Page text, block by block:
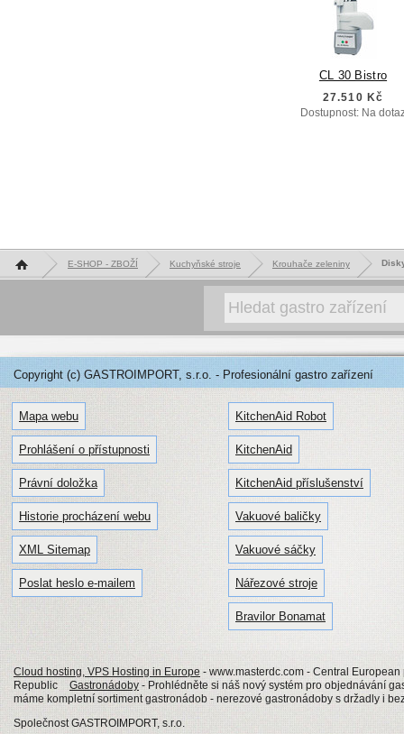
CL 30 Bistro
27.510 Kč
Dostupnost: Na
Hlavní stránka E-SHOP - ZBOŽÍ Kuchyňské stroje Krouhače zeleniny
Copyright (c) GASTROIMPORT, s.r.o. - Profesionální gastro zařízení
Mapa webu
Prohlášení o přístupnosti
Právní doložka
Historie procházení webu
XML Sitemap
Poslat heslo e-mailem
KitchenAid Robot
KitchenAid
KitchenAid příslušenství
Vakuové baličky
Vakuové sáčky
Nářezové stroje
Bravilor Bonamat
Cloud hosting, VPS Hosting in Europe - www.masterdc.com - Central
Republic
Gastronádoby - Prohlédněte si náš nový systém pro objednávání
máme kompletní sortiment gastronádob - nerezové gastronádoby s držadly i
Společnost GASTROIMPORT, s.r.o.